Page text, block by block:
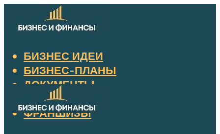
БИЗНЕС ИДЕИ
БИЗНЕС-ПЛАНЫ
ДОКУМЕНТЫ
НАЛОГИ
ФРАНШИЗЫ